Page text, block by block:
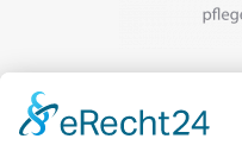
Veranstalter:
wir pflegen in Thüringen